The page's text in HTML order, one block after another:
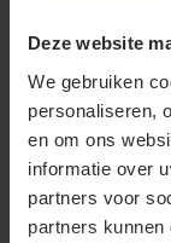
Deze website
We gebruiken
personaliseren,
en om ons
informatie over
partners voor
partners
met onze
call
mail
store
Bezoek